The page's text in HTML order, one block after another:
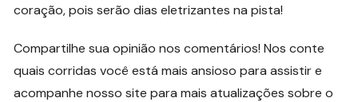
coração, pois serão dias eletrizantes na pista!
Compartilhe sua opinião nos comentários! Nos conte
quais corridas você está mais ansioso para assistir e
acompanhe nosso site para mais atualizações sobre o